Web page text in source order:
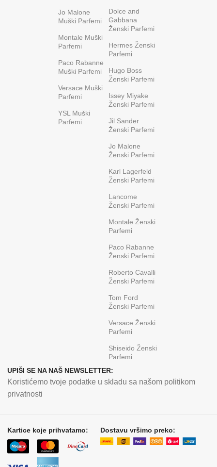
Jo Malone
Muški Parfemi
Montale Muški
Parfemi
Paco Rabanne
Muški Parfemi
Versace Muški
Parfemi
YSL Muški
Parfemi
Dolce and
Gabbana
Ženski Parfemi
Hermes Ženski
Parfemi
Hugo Boss
Ženski Parfemi
Issey Miyake
Ženski Parfemi
Jil Sander
Ženski Parfemi
Jo Malone
Ženski Parfemi
Karl Lagerfeld
Ženski Parfemi
Lancome
Ženski Parfemi
Montale Ženski
Parfemi
Paco Rabanne
Ženski Parfemi
Roberto Cavalli
Ženski Parfemi
Tom Ford
Ženski Parfemi
Versace Ženski
Parfemi
Shiseido Ženski
Parfemi
UPIŠI SE NA NAŠ NEWSLETTER:
Koristićemo tvoje podatke u skladu sa našom politikom
privatnosti
Kartice koje prihvatamo: Dostavu vršimo preko: